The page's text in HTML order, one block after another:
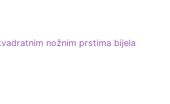
nožnim prstima bijela